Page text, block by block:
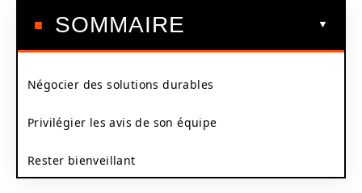
SOMMAIRE
Négocier des solutions durables
Privilégier les avis de son équipe
Rester bienveillant